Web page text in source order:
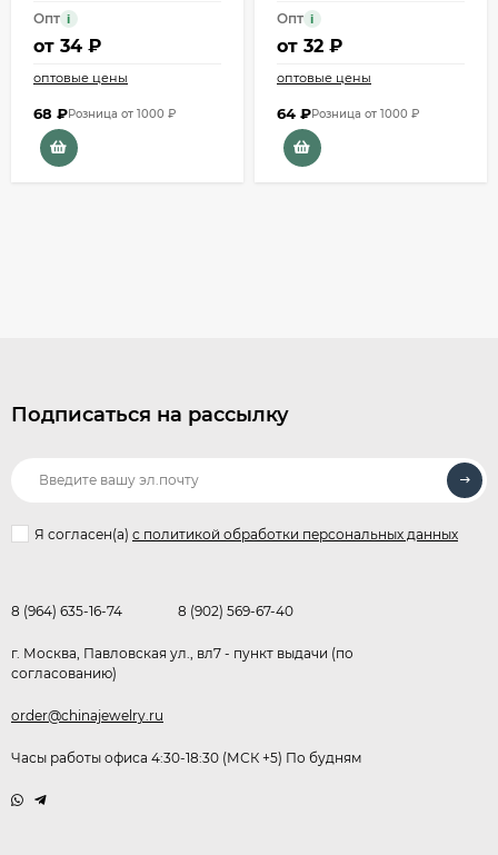
Опт i
от 34 ₽
оптовые цены
68 ₽Розница от 1000 ₽
Опт i
от 32 ₽
оптовые цены
64 ₽Розница от 1000 ₽
Подписаться на рассылку
Я согласен(a) с политикой обработки персональных данных
8 (964) 635-16-74 8 (902) 569-67-40
г. Москва, Павловская ул., вл7 - пункт выдачи (по
согласованию)
order@chinajewelry.ru
Часы работы офиса 4:30-18:30 (МСК +5) По будням